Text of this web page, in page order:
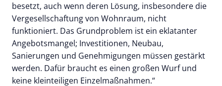
besetzt, auch wenn deren Lösung, insbesondere die
Vergesellschaftung von Wohnraum, nicht
funktioniert. Das Grundproblem ist ein eklatanter
Angebotsmangel; Investitionen, Neubau,
Sanierungen und Genehmigungen müssen gestärkt
werden. Dafür braucht es einen großen Wurf und
keine kleinteiligen Einzelmaßnahmen.“